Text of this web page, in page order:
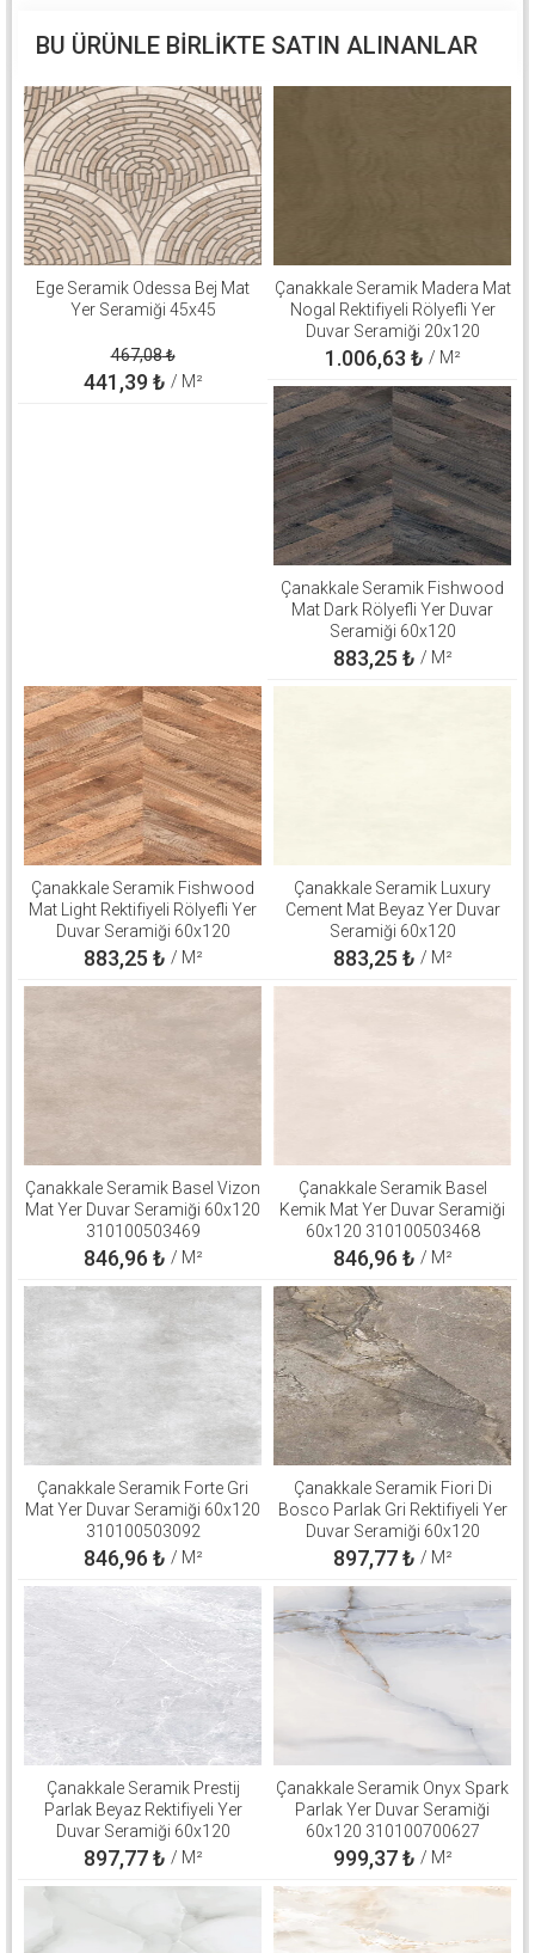
BU ÜRÜNLE BIRLIKTE SATIN ALINANLAR
Ege Seramik Odessa Bej Mat
Yer Seramiği 45x45
467,08₺
441,39₺ / M²
Çanakkale Seramik Madera Mat
Nogal Rektifiyeli Rölyefli Yer
Duvar Seramiği 20x120
310100503267
1.006,63 ₺ / M²
Çanakkale Seramik Fishwood
Mat Dark Rölyefli Yer Duvar
Seramiği 60x120
310100503126
883,25 ₺ / M²
Çanakkale Seramik Fishwood
Mat Light Rektifiyeli Rölyefli Yer
Duvar Seramiği 60x120
310100503125
883,25 ₺ / M²
Çanakkale Seramik Luxury
Cement Mat Beyaz Yer Duvar
Seramiği 60x120
310100906264
883,25 ₺ / M²
Çanakkale Seramik Basel Vizon
Mat Yer Duvar Seramiği 60x120
310100503469
846,96 ₺ / M²
Çanakkale Seramik Basel
Kemik Mat Yer Duvar Seramiği
60x120 310100503468
846,96 ₺ / M²
Çanakkale Seramik Forte Gri
Mat Yer Duvar Seramiği 60x120
310100503092
846,96 ₺ / M²
Çanakkale Seramik Fiori Di
Bosco Parlak Gri Rektifiyeli Yer
Duvar Seramiği 60x120
310100800571
897,77₺ / M²
Çanakkale Seramik Prestij
Parlak Beyaz Rektifiyeli Yer
Duvar Seramiği 60x120
310100800511
897,77₺ / M²
Çanakkale Seramik Onyx Spark
Parlak Yer Duvar Seramiği
60x120 310100700627
999,37₺ / M²